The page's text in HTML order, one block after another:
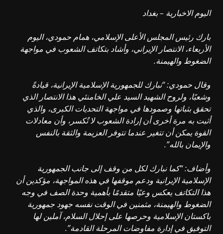
اليوم الاخبارية – بغداد
بارك رئيس المجلس الأعلى الإسلامي، همام حمودي، اليوم
الأربعاء، الانتصار الإيراني، وأشاد بتكاتف الشعوب في مواجهة
الضغوط والهيمنة.
وقال حمودي: “نبارك للجمهورية الإسلامية الإيرانية، قيادةً
وشعبًا، ولروح الشهيد السيد علي الخامنئي هذا الانتصار الذي
تحقق بثباتها وصمودها في مواجهة التحديات الكبرى، والذي
أثبت به مرة أخرى أن إرادة الشعوب لا تُكسر، وأن معادلات
القوة يمكن أن تتغير عندما تتوفر العزيمة والثقة بالنفس
والإيمان بالله”.
وأضاف: “كما نبارك لكل من وقف إلى جانب الجمهورية
الإسلامية الإيرانية ودعم موقفها في هذه المواجهة، مؤكدين أن
هذا التكاتف يعكس وعيًا متقدمًا بأهمية وحدة الصف في وجه
الضغوط والهيمنة، مثمنين في الوقت نفسه جهود جمهورية
باكستان الإسلامية وحرصها على إحلال السلام، آملين لها
التوفيق في إدارة مفاوضات المرحلة القادمة”.